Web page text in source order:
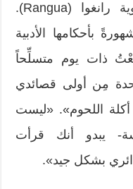
السابعة عشرة تلميذاً في ثانوية رانغوا (Rangua).
بأحكامها الأدبية
ذات يوم متسلِّحاً
مِن أولى قصائدي
أكلة اللحوم». «ليست
يبدو أنك قرأت
بشكل جيد».